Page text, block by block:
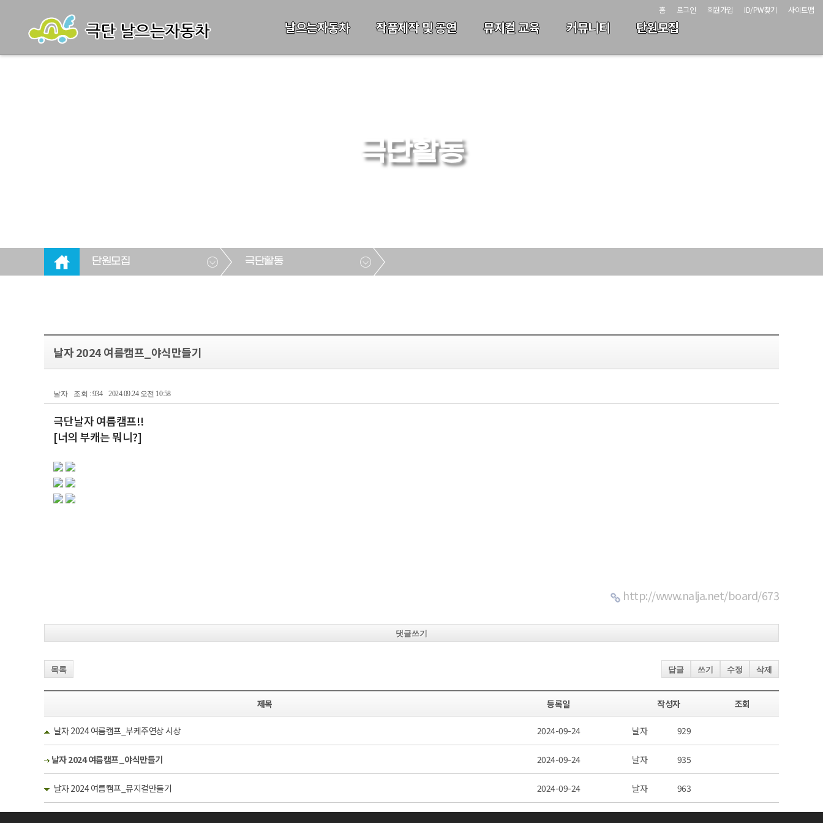
날으는자동차 작품제작 및 공연 뮤지컬 교육 커뮤니티 단원모집
홈 로그인 회원가입 ID/PW찾기 사이트맵
극단활동
단원모집 극단활동
날자 2024 여름캠프_야식만들기
날자 조회 : 934 2024.09.24 오전 10:58
극단날자 여름캠프!!
[너의 부캐는 뭐니?]
http://www.nalja.net/board/673
댓글쓰기
목록 답글 쓰기 수정 삭제
제목 등록일 작성자 조회
날자 2024 여름캠프_부케주연상 시상 2024-09-24 날자 929
날자 2024 여름캠프_야식만들기 2024-09-24 날자 935
날자 2024 여름캠프_뮤지컬만들기 2024-09-24 날자 963